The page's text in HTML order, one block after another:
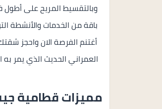
باقة من الخدمات والأنشطة
أغتنم الفرصة الان واحجز
مميزات قطامية